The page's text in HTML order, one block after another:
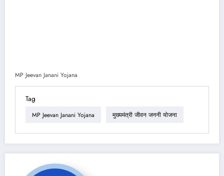
MP Jeevan Janani Yojana
Tag
MP Jeevan Janani Yojana मुख्यमंत्री जीवन जननी योजना